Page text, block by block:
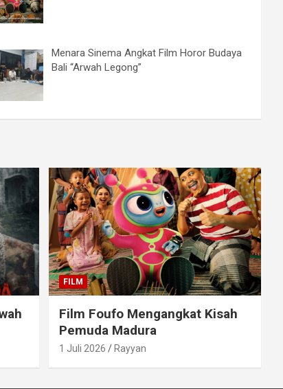
Menara Sinema Angkat Film Horor Budaya
Bali “Arwah Legong”
FILM
Film Foufo Mengangkat Kisah
Pemuda Madura
1 Juli 2026 Rayyan